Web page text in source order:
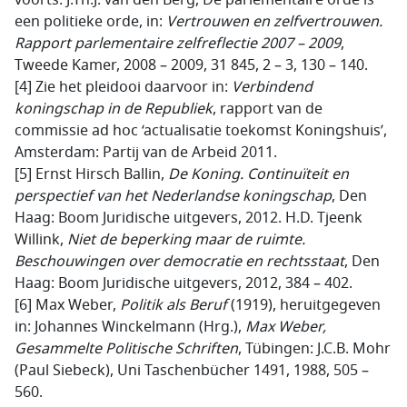
een politieke orde, in: Vertrouwen en zelfvertrouwen.
Rapport parlementaire zelfreflectie 2007 – 2009,
Tweede Kamer, 2008 – 2009, 31 845, 2 – 3, 130 – 140.
[4] Zie het pleidooi daarvoor in: Verbindend
koningschap in de Republiek, rapport van de
commissie ad hoc ‘actualisatie toekomst Koningshuis’,
Amsterdam: Partij van de Arbeid 2011.
[5] Ernst Hirsch Ballin, De Koning. Continuïteit en
perspectief van het Nederlandse koningschap, Den
Haag: Boom Juridische uitgevers, 2012. H.D. Tjeenk
Willink, Niet de beperking maar de ruimte.
Beschouwingen over democratie en rechtsstaat, Den
Haag: Boom Juridische uitgevers, 2012, 384 – 402.
[6] Max Weber, Politik als Beruf(1919), heruitgegeven
in: Johannes Winckelmann (Hrg.), Max Weber,
Gesammelte Politische Schriften, Tübingen: J.C.B. Mohr
(Paul Siebeck), Uni Taschenbücher 1491, 1988, 505 –
560.